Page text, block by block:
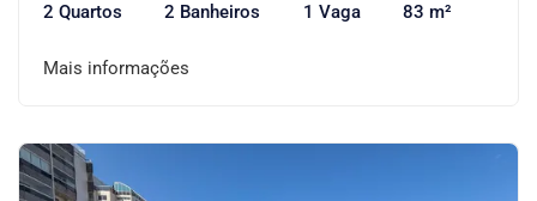
2 Quartos 2 Banheiros 1 Vaga 83 m²
Mais informações